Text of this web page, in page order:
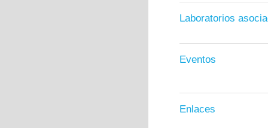
Laboratorios
Eventos
Enlaces